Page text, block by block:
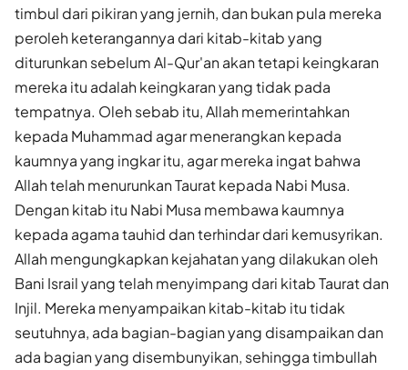
timbul dari pikiran yang jernih, dan bukan pula mereka
peroleh keterangannya dari kitab-kitab yang
diturunkan sebelum Al-Qur'an akan tetapi keingkaran
mereka itu adalah keingkaran yang tidak pada
tempatnya. Oleh sebab itu, Allah memerintahkan
kepada Muhammad agar menerangkan kepada
kaumnya yang ingkar itu, agar mereka ingat bahwa
Allah telah menurunkan Taurat kepada Nabi Musa.
Dengan kitab itu Nabi Musa membawa kaumnya
kepada agama tauhid dan terhindar dari kemusyrikan.
Allah mengungkapkan kejahatan yang dilakukan oleh
Bani Israil yang telah menyimpang dari kitab Taurat dan
Injil. Mereka menyampaikan kitab-kitab itu tidak
seutuhnya, ada bagian-bagian yang disampaikan dan
ada bagian yang disembunyikan, sehingga timbullah